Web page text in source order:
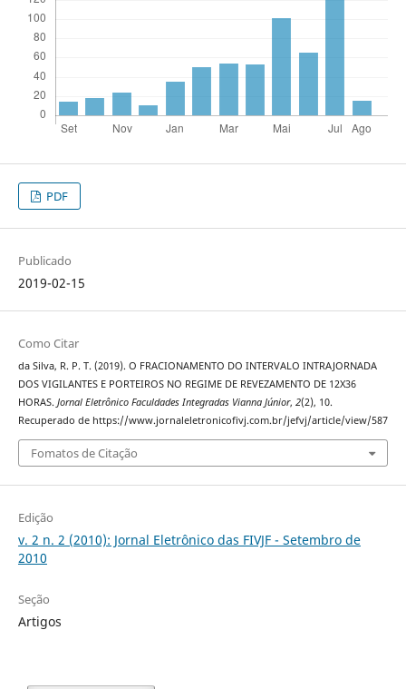
PDF
Publicado
2019-02-15
Como Citar
da Silva, R. P. T. (2019). O FRACIONAMENTO DO INTERVALO INTRAJORNADA
DOS VIGILANTES E PORTEIROS NO REGIME DE REVEZAMENTO DE 12X36
HORAS. Jornal Eletrônico Faculdades Integradas Vianna Júnior, 2(2), 10.
Recuperado de https://www.jornaleletronicofivj.com.br/jefvj/article/view/587
Fomatos de Citação
Edição
v. 2 n. 2 (2010): Jornal Eletrônico das FIVJF - Setembro de
2010
Seção
Artigos